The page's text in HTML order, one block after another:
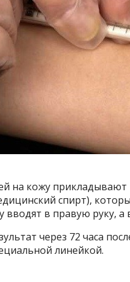
на кожу прикладывают
спирт),
вводят в правую руку,
через 72 часа
линейкой.